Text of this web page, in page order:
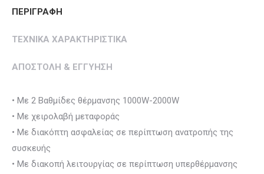
ΠΕΡΙΓΡΑΦΗ
ΤΕΧΝΙΚΑ ΧΑΡΑΚΤΗΡΙΣΤΙΚΑ
ΑΠΟΣΤΟΛΗ & ΕΓΓΥΗΣΗ
• Mε 2 Βαθμίδες θέρμανσης 1000W-2000W
• Με χειρολαβή μεταφοράς
• Με διακόπτη ασφαλείας σε περίπτωση ανατροπής της
συσκευής
• Με διακοπή λειτουργίας σε περίπτωση υπερθέρμανσης